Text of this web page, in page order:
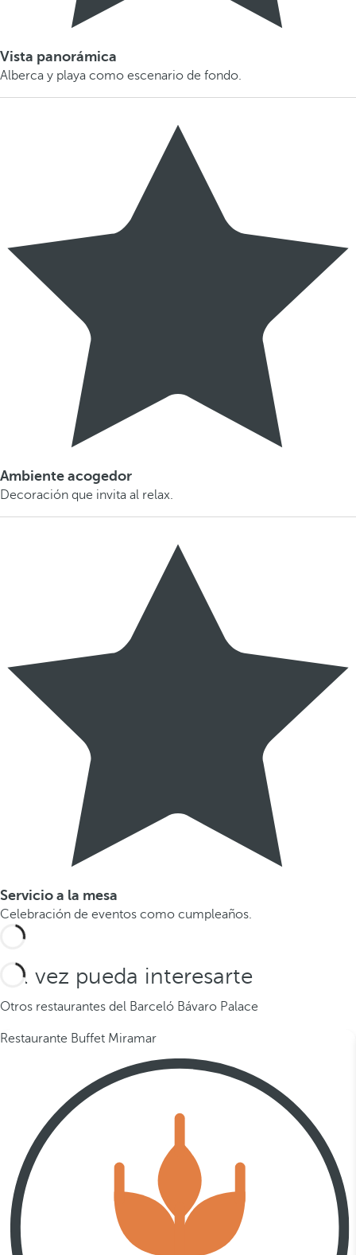
Vista panorámica
Alberca y playa como escenario de fondo.
Ambiente acogedor
Decoración que invita al relax.
Servicio a la mesa
Celebración de eventos como cumpleaños.
Tal vez pueda interesarte
Otros restaurantes del Barceló Bávaro Palace
Restaurante Buffet Miramar